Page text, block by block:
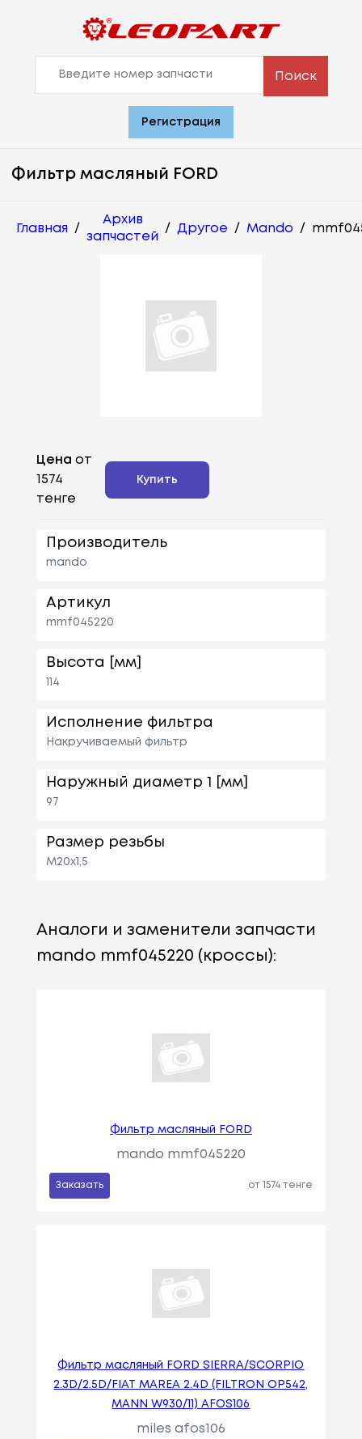
Поиск
Регистрация
Фильтр масляный FORD
Главная /
Архив
запчастей
/ Другое / Mando /
Цена от
1574
тенге
Купить
Производитель
mando
Артикул
mmf045220
Высота [мм]
114
Исполнение фильтра
Накручиваемый фильтр
Наружный диаметр 1 [мм]
97
Размер резьбы
M20x1,5
Аналоги и заменители запчасти
mando mmf045220 (кроссы):
Фильтр масляный FORD
mando mmf045220
Заказать от 1574 тенге
Фильтр масляный FORD SIERRA/SCORPIO
2.3D/2.5D/FIAT MAREA 2.4D (FILTRON OP542,
MANN W930/11) AFOS106
miles afos106